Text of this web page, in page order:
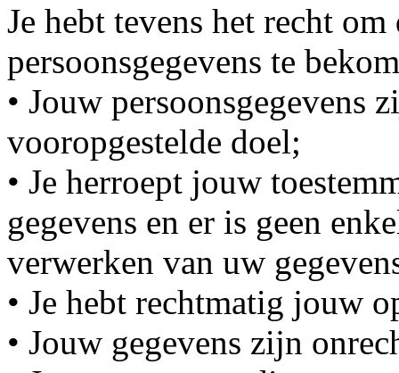
Je hebt tevens het recht
persoonsgegevens te
• Jouw persoonsgegevens
vooropgestelde doel;
• Je herroept jouw
gegevens en er is geen
verwerken van uw
• Je hebt rechtmatig jouw
• Jouw gegevens zijn